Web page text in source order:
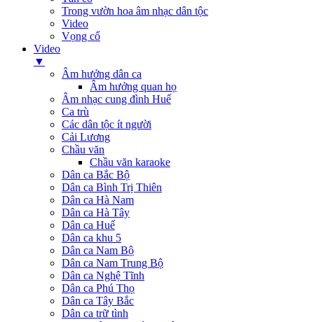
Trong vườn hoa âm nhạc dân tộc
Video
Vọng cổ
Video
▼
Âm hưởng dân ca
Âm hưởng quan họ
Âm nhạc cung đình Huế
Ca trù
Các dân tộc ít người
Cải Lương
Chầu văn
Chầu văn karaoke
Dân ca Bắc Bộ
Dân ca Bình Trị Thiên
Dân ca Hà Nam
Dân ca Hà Tây
Dân ca Huế
Dân ca khu 5
Dân ca Nam Bộ
Dân ca Nam Trung Bộ
Dân ca Nghệ Tĩnh
Dân ca Phú Thọ
Dân ca Tây Bắc
Dân ca trữ tình